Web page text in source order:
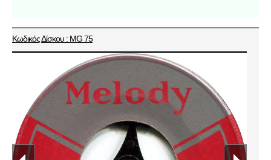
Κωδικός Δίσκου : MG 75